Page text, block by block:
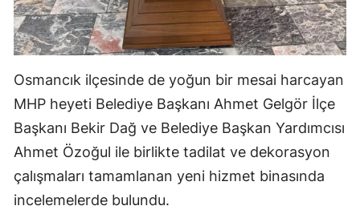
Yalova
Karabük
Kilis
Osmaniye
Düzce
Osmancık ilçesinde de yoğun bir mesai harcayan
MHP heyeti Belediye Başkanı Ahmet Gelgör İlçe
Başkanı Bekir Dağ ve Belediye Başkan Yardımcısı
Ahmet Özoğul ile birlikte tadilat ve dekorasyon
çalışmaları tamamlanan yeni hizmet binasında
incelemelerde bulundu.